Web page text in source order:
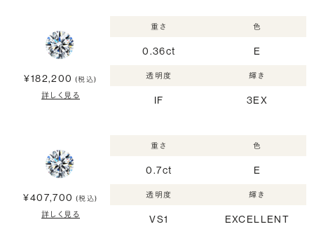
¥182,200 (税込)
詳しく見る
重さ
0.36ct
色
E
透明度
IF
輝き
3EX
¥407,700 (税込)
詳しく見る
重さ
0.7ct
色
E
透明度
VS1
輝き
EXCELLENT